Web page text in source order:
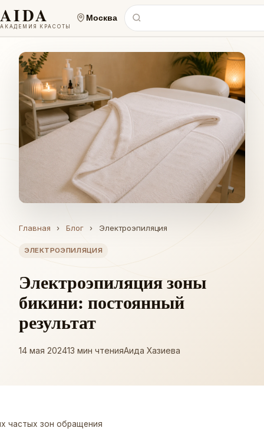
AIDA
АКАДЕМИЯ КРАСОТЫ
Москва
Главная › Блог › Электроэпиляция
ЭЛЕКТРОЭПИЛЯЦИЯ
Электроэпиляция зоны
бикини: постоянный
результат
14 мая 202413 мин чтенияАида Хазиева
частых зон обращения